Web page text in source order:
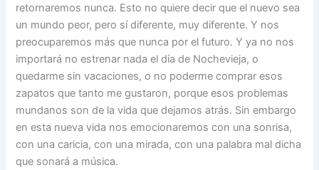
retornaremos nunca. Esto no quiere decir que el nuevo sea
un mundo peor, pero sí diferente, muy diferente. Y nos
preocuparemos más que nunca por el futuro. Y ya no nos
importará no estrenar nada el día de Nochevieja, o
quedarme sin vacaciones, o no poderme comprar esos
zapatos que tanto me gustaron, porque esos problemas
mundanos son de la vida que dejamos atrás. Sin embargo
en esta nueva vida nos emocionaremos con una sonrisa,
con una caricia, con una mirada, con una palabra mal dicha
que sonará a música.